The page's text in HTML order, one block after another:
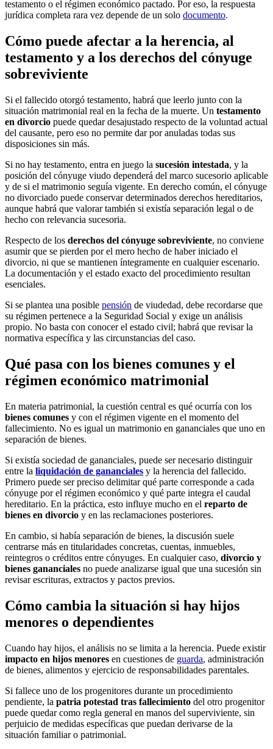
testamento o el régimen económico pactado. Por eso, la respuesta
jurídica completa rara vez depende de un solo documento.
Cómo puede afectar a la herencia, al
testamento y a los derechos del cónyuge
sobreviviente
Si el fallecido otorgó testamento, habrá que leerlo junto con la
situación matrimonial real en la fecha de la muerte. Un testamento
en divorcio puede quedar desajustado respecto de la voluntad actual
del causante, pero eso no permite dar por anuladas todas sus
disposiciones sin más.
Si no hay testamento, entra en juego la sucesión intestada, y la
posición del cónyuge viudo dependerá del marco sucesorio aplicable
y de si el matrimonio seguía vigente. En derecho común, el cónyuge
no divorciado puede conservar determinados derechos hereditarios,
aunque habrá que valorar también si existía separación legal o de
hecho con relevancia sucesoria.
Respecto de los derechos del cónyuge sobreviviente, no conviene
asumir que se pierden por el mero hecho de haber iniciado el
divorcio, ni que se mantienen íntegramente en cualquier escenario.
La documentación y el estado exacto del procedimiento resultan
esenciales.
Si se plantea una posible pensión de viudedad, debe recordarse que
su régimen pertenece a la Seguridad Social y exige un análisis
propio. No basta con conocer el estado civil; habrá que revisar la
normativa específica y las circunstancias del caso.
Qué pasa con los bienes comunes y el
régimen económico matrimonial
En materia patrimonial, la cuestión central es qué ocurría con los
bienes comunes y con el régimen vigente en el momento del
fallecimiento. No es igual un matrimonio en gananciales que uno en
separación de bienes.
Si existía sociedad de gananciales, puede ser necesario distinguir
entre la liquidación de gananciales y la herencia del fallecido.
Primero puede ser preciso delimitar qué parte corresponde a cada
cónyuge por el régimen económico y qué parte integra el caudal
hereditario. En la práctica, esto influye mucho en el reparto de
bienes en divorcio y en las reclamaciones posteriores.
En cambio, si había separación de bienes, la discusión suele
centrarse más en titularidades concretas, cuentas, inmuebles,
reintegros o créditos entre cónyuges. En cualquier caso, divorcio y
bienes gananciales no puede analizarse igual que una sucesión sin
revisar escrituras, extractos y pactos previos.
Cómo cambia la situación si hay hijos
menores o dependientes
Cuando hay hijos, el análisis no se limita a la herencia. Puede existir
impacto en hijos menores en cuestiones de guarda, administración
de bienes, alimentos y ejercicio de responsabilidades parentales.
Si fallece uno de los progenitores durante un procedimiento
pendiente, la patria potestad tras fallecimiento del otro progenitor
puede quedar como regla general en manos del superviviente, sin
perjuicio de medidas específicas que puedan derivarse de la
situación familiar o patrimonial.